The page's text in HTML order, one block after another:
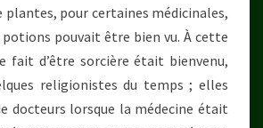
plantes, pour certaines médicinales,
potions pouvait être bien vu. À cette
fait d’être sorcière était bienvenu,
religionistes du temps ; elles
docteurs lorsque la médecine était